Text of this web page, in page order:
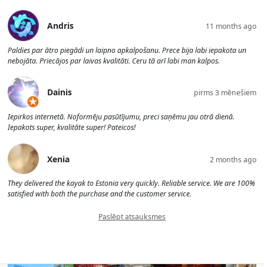
Andris 11 months ago
Paldies par ātro piegādi un laipno apkalpošanu. Prece bija labi iepakota un
nebojāta. Priecājos par laivas kvalitāti. Ceru tā arī labi man kalpos.
Dainis pirms 3 mēnešiem
Iepirkos internetā. Noformēju pasūtījumu, preci saņēmu jau otrā dienā.
Iepakots super, kvalitāte super! Pateicos!
Xenia 2 months ago
They delivered the kayak to Estonia very quickly. Reliable service. We are 100%
satisfied with both the purchase and the customer service.
Paslēpt atsauksmes